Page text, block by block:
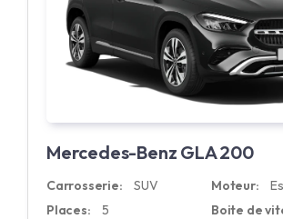
Mercedes-Benz GLA 200
Carrosserie:
SUV
Places:
5
Moteur:
Boite de